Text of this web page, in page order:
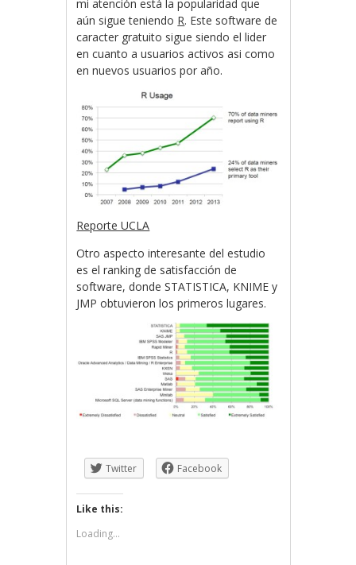
mi atención está la popularidad que
aún sigue teniendo R. Este software de
caracter gratuito sigue siendo el lider
en cuanto a usuarios activos asi como
en nuevos usuarios por año.
Reporte UCLA
Otro aspecto interesante del estudio
es el ranking de satisfacción de
software, donde STATISTICA, KNIME y
JMP obtuvieron los primeros lugares.
Twitter Facebook
Like this:
Loading...